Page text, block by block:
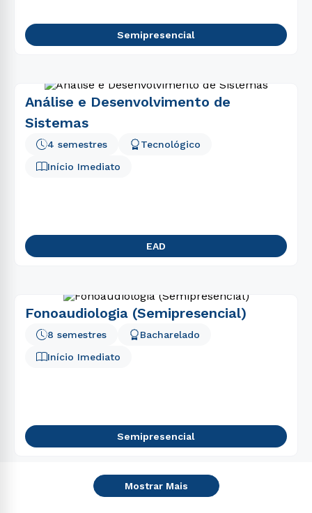
Semipresencial
Análise e Desenvolvimento de
Sistemas
Tecnológico
4 semestres
Início Imediato
EAD
Fonoaudiologia (Semipresencial)
Bacharelado
Início Imediato
8 semestres
Semipresencial
Mostrar Mais